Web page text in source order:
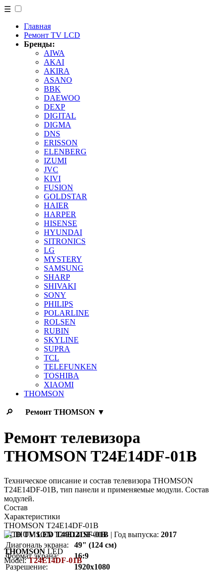
☰
Главная
Ремонт TV LCD
Бренды:
AIWA
AKAI
AKIRA
ASANO
BBK
DAEWOO
DEXP
DIGITAL
DIGMA
DNS
ERISSON
ELENBERG
IZUMI
JVC
KIVI
FUSION
GOLDSTAR
HAIER
HARPER
HISENSE
HYUNDAI
SITRONICS
LG
MYSTERY
SAMSUNG
SHARP
SHIVAKI
SONY
PHILIPS
POLARLINE
ROLSEN
RUBIN
SKYLINE
SUPRA
TCL
TELEFUNKEN
TOSHIBA
XIAOMI
THOMSON
🔎 Ремонт THOMSON ▼
Ремонт телевизора
THOMSON T24E14DF-01B
Техническое описание и состав телевизора THOMSON
T24E14DF-01B, тип панели и применяемые модули. Состав
модулей.
Состав
Характеристики
THOMSON T24E14DF-01B
LCD TV LED T49D21SF-01B | Год выпуска: 2017
Диагональ экрана:
49" (124 см)
Формат экрана:
16:9
Разрешение:
1920x1080
THOMSON LED
Model:T24E14DF-01B